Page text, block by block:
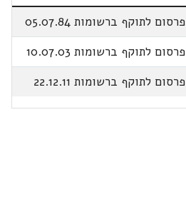
פרסום לתוקף ברשומות 05.07.84
פרסום לתוקף ברשומות 10.07.03
פרסום לתוקף ברשומות 22.12.11